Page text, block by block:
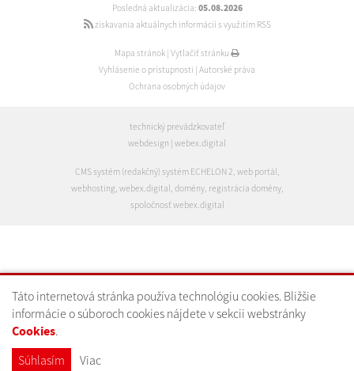
Táto internetová stránka používa technológiu cookies. Bližšie
informácie o súboroch cookies nájdete v sekcii webstránky
Cookies.
Súhlasím
Viac
Posledná aktualizácia: 05.08.2026
získavania aktuálnych informácií s využitím RSS
Mapa stránok | Vytlačiť stránku
Vyhlásenie o prístupnosti | Autorské práva
Ochrana osobných údajov
technický prevádzkovateľ
webdesign | webex.digital
CMS systém (redakčný) systém ECHELON 2 web portál
webhosting webex.digital domény, registrácia domény,
spoločnosť webex.digital